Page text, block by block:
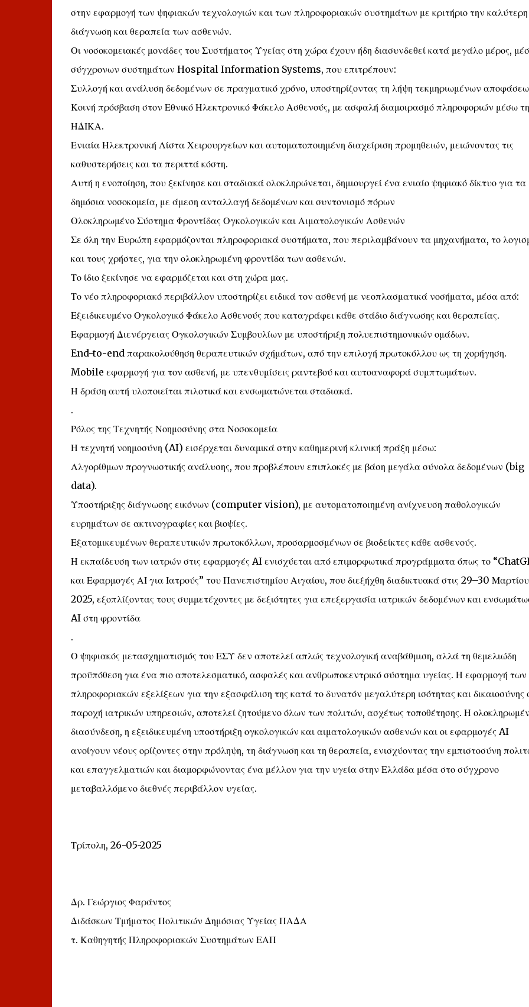
στην εφαρμογή των ψηφιακών τεχνολογιών και των πληροφοριακών συστημάτων με κριτήριο την καλύτερη
διάγνωση και θεραπεία των ασθενών.
Οι νοσοκομειακές μονάδες του Συστήματος Υγείας στη χώρα έχουν ήδη διασυνδεθεί κατά μεγάλο μέρος,
σύγχρονων συστημάτων Hospital Information Systems, που επιτρέπουν:
Συλλογή και ανάλυση δεδομένων σε πραγματικό χρόνο, υποστηρίζοντας τη λήψη τεκμηριωμένων
Κοινή πρόσβαση στον Εθνικό Ηλεκτρονικό Φάκελο Ασθενούς, με ασφαλή διαμοιρασμό πληροφοριών μέσω
ΗΔΙΚΑ.
Ενιαία Ηλεκτρονική Λίστα Χειρουργείων και αυτοματοποιημένη διαχείριση προμηθειών, μειώνοντας τις
καθυστερήσεις και τα περιττά κόστη.
Αυτή η ενοποίηση, που ξεκίνησε και σταδιακά ολοκληρώνεται, δημιουργεί ένα ενιαίο ψηφιακό δίκτυο για τα
δημόσια νοσοκομεία, με άμεση ανταλλαγή δεδομένων και συντονισμό πόρων
Ολοκληρωμένο Σύστημα Φροντίδας Ογκολογικών και Αιματολογικών Ασθενών
Σε όλη την Ευρώπη εφαρμόζονται πληροφοριακά συστήματα, που περιλαμβάνουν τα μηχανήματα, το
και τους χρήστες, για την ολοκληρωμένη φροντίδα των ασθενών.
Το ίδιο ξεκίνησε να εφαρμόζεται και στη χώρα μας.
Το νέο πληροφοριακό περιβάλλον υποστηρίζει ειδικά τον ασθενή με νεοπλασματικά νοσήματα, μέσα από:
Εξειδικευμένο Ογκολογικό Φάκελο Ασθενούς που καταγράφει κάθε στάδιο διάγνωσης και θεραπείας.
Εφαρμογή Διενέργειας Ογκολογικών Συμβουλίων με υποστήριξη πολυεπιστημονικών ομάδων.
End-to-end παρακολούθηση θεραπευτικών σχήμάτων, από την επιλογή πρωτοκόλλου ως τη χορήγηση.
Mobile εφαρμογή για τον ασθενή, με υπενθυμίσεις ραντεβού και αυτοαναφορά συμπτωμάτων.
Η δράση αυτή υλοποιείται πιλοτικά και ενσωματώνεται σταδιακά.
.
Ρόλος της Τεχνητής Νοημοσύνης στα Νοσοκομεία
Η τεχνητή νοημοσύνη (AI) εισέρχεται δυναμικά στην καθημερινή κλινική πράξη μέσω:
Αλγορίθμων προγνωστικής ανάλυσης, που προβλέπουν επιπλοκές με βάση μεγάλα σύνολα δεδομένων (big
data).
Υποστήριξης διάγνωσης εικόνων (computer vision), με αυτοματοποιημένη ανίχνευση παθολογικών
ευρημάτων σε ακτινογραφίες και βιοψίες.
Εξατομικευμένων θεραπευτικών πρωτοκόλλων, προσαρμοσμένων σε βιοδείκτες κάθε ασθενούς.
Η εκπαίδευση των ιατρών στις εφαρμογές AI ενισχύεται από επιμορφωτικά προγράμματα όπως το
και Εφαρμογές ΑΙ για Ιατρούς” του Πανεπιστημίου Αιγαίου, που διεξήχθη διαδικτυακά στις 29–30 Μαρτίου
2025, εξοπλίζοντας τους συμμετέχοντες με δεξιότητες για επεξεργασία ιατρικών δεδομένων και
AI στη φροντίδα
.
Ο ψηφιακός μετασχηματισμός του ΕΣΥ δεν αποτελεί απλώς τεχνολογική αναβάθμιση, αλλά τη θεμελιώδη
προϋπόθεση για ένα πιο αποτελεσματικό, ασφαλές και ανθρωποκεντρικό σύστημα υγείας. Η εφαρμογή των
πληροφοριακών εξελίξεων για την εξασφάλιση της κατά το δυνατόν μεγαλύτερη ισότητας και δικαιοσύνης
παροχή ιατρικών υπηρεσιών, αποτελεί ζητούμενο όλων των πολιτών, ασχέτως τοποθέτησης. Η
διασύνδεση, η εξειδικευμένη υποστήριξη ογκολογικών και αιματολογικών ασθενών και οι εφαρμογές AI
ανοίγουν νέους ορίζοντες στην πρόληψη, τη διάγνωση και τη θεραπεία, ενισχύοντας την εμπιστοσύνη
και επαγγελματιών και διαμορφώνοντας ένα μέλλον για την υγεία στην Ελλάδα μέσα στο σύγχρονο
μεταβαλλόμενο διεθνές περιβάλλον υγείας.
Τρίπολη, 26-05-2025
Δρ. Γεώργιος Φαράντος
Διδάσκων Τμήματος Πολιτικών Δημόσιας Υγείας ΠΑΔΑ
τ. Καθηγητής Πληροφοριακών Συστημάτων ΕΑΠ